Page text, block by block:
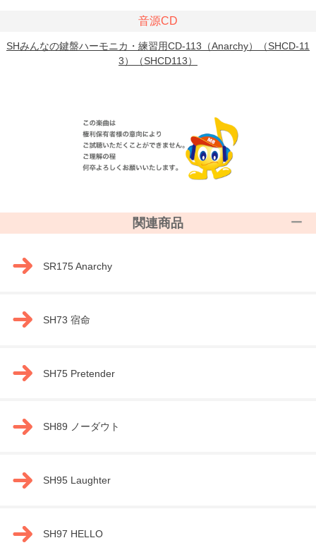
音源CD
SHみんなの鍵盤ハーモニカ・練習用CD-113（Anarchy）（SHCD-11
3）（SHCD113）
関連商品
SR175 Anarchy
SH73 宿命
SH75 Pretender
SH89 ノーダウト
SH95 Laughter
SH97 HELLO